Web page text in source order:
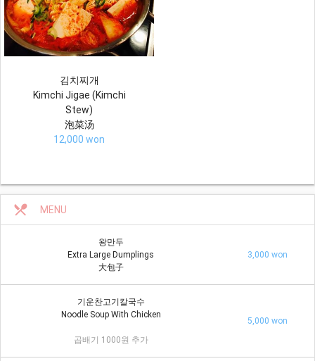
김치찌개
Kimchi Jigae (Kimchi
Stew)
泡菜汤
12,000 won
restaurant_menu MENU
왕만두
Extra Large Dumplings
大包子
3,000 won
기운찬고기칼국수
Noodle Soup With Chicken
곱배기 1000원 추가
5,000 won